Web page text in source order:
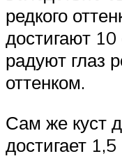
редкого
достигают
радуют глаз
оттенком.
Сам же куст
достигает